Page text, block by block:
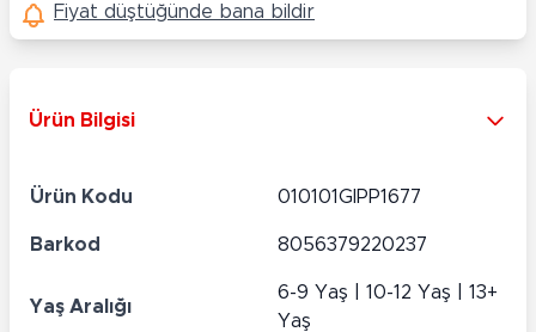
Fiyat düştüğünde bana bildir
Ürün Bilgisi
Ürün Kodu 010101GIPP1677
Barkod 8056379220237
Yaş Aralığı
6-9 Yaş | 10-12 Yaş | 13+
Yaş